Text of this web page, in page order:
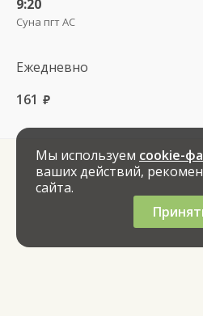
9:20
Суна пгт АС
Ежедневно
161 руб.
Мы используем cookie-
ваших действий,
сайта.